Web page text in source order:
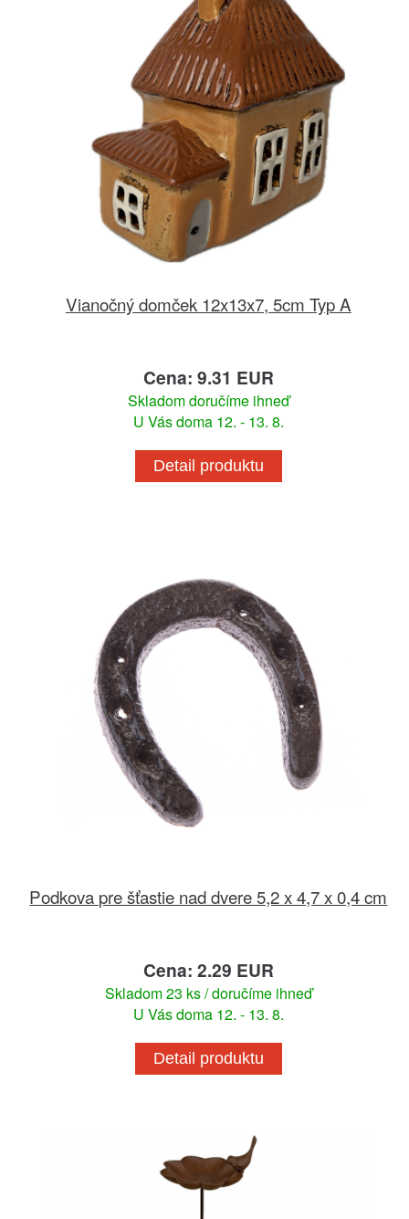
Vianočný domček 12x13x7, 5cm Typ A
Cena: 9.31 EUR
Skladom doručíme ihneď
U Vás doma 12. - 13. 8.
Detail produktu
Podkova pre šťastie nad dvere 5,2 x 4,7 x 0,4 cm
Cena: 2.29 EUR
Skladom 23 ks / doručíme ihneď
U Vás doma 12. - 13. 8.
Detail produktu